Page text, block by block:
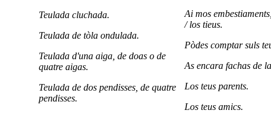
Teulada cluchada.
Teulada de tòla ondulada.
Teulada d'una aiga, de doas o de
quatre aigas.
Teulada de dos pendisses, de quatre
pendisses.
Ai mos
/ los tieus.
Pòdes comptar suls
As encara fachas de
Los teus parents.
Los teus amics.